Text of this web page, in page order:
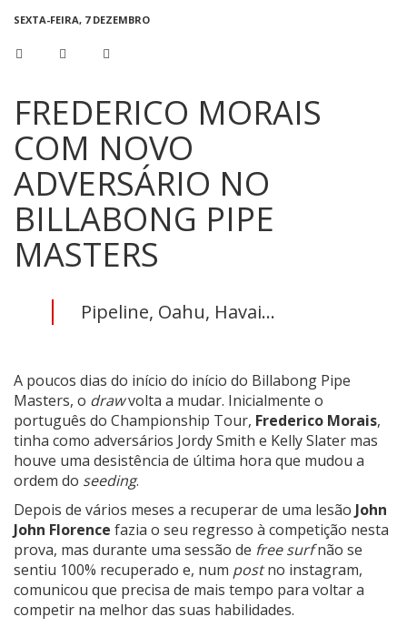
SEXTA-FEIRA, 7 DEZEMBRO
FREDERICO MORAIS
COM NOVO
ADVERSÁRIO NO
BILLABONG PIPE
MASTERS
Pipeline, Oahu, Havai...
A poucos dias do início do início do Billabong Pipe
Masters, o drawvolta a mudar. Inicialmente o
português do Championship Tour, Frederico Morais,
tinha como adversários Jordy Smith e Kelly Slater mas
houve uma desistência de última hora que mudou a
ordem do seeding.
Depois de vários meses a recuperar de uma lesão John
John Florence fazia o seu regresso à competição nesta
prova, mas durante uma sessão de free surfnão se
sentiu 100% recuperado e, num postno instagram,
comunicou que precisa de mais tempo para voltar a
competir na melhor das suas habilidades.